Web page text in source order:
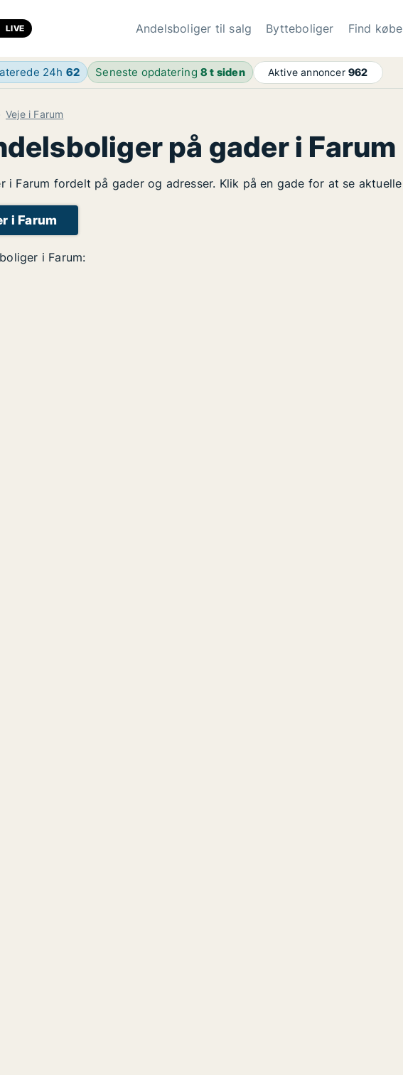
LIVE Andelsboliger til salg Bytteboliger Find
24h 62 Seneste opdatering8 t siden Aktive annoncer962
Veje i Farum
på gader i Farum
i Farum fordelt på gader og adresser. Klik på en gade for at se
i Farum
i Farum: